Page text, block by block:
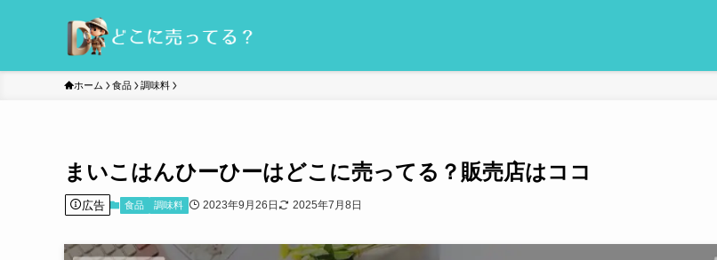
ホーム 食品 調味料
まいこはんひーひーはどこに売ってる？販売店はココ
広告 食品 調味料 2023年9月26日 2025年7月8日